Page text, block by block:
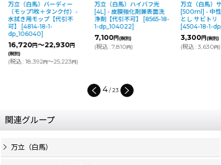
万立（白馬）バーディー
（モップ1枚＋タンク付）-
水拭き用モップ【代引不
可】
[4814-18-1-
dp_106040]
16,720円～22,930円
(税別)
(税込: 18,392円～25,223円)
万立（白馬）ハイバフ光
[4L] - 皮膜強化剤兼表面洗
浄剤【代引不可】
[8565-18-
1-dp_104022]
7,100円(税別)
(税込: 7,810円)
万立（白馬）
[500ml] - 中
とし サビトリ
[4504-18-1-
3,300円(税別)
(税込: 3,630円)
4/ 23
関連グループ
万立（白馬）